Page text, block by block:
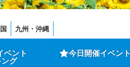
九州・沖縄
ベント
グ
今日開催イベント